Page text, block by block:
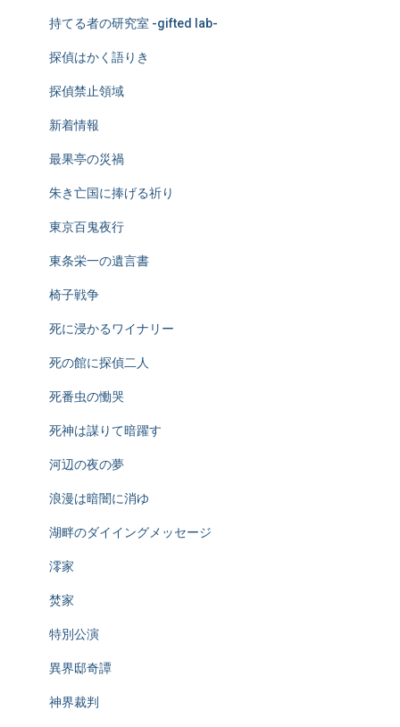
持てる者の研究室 -gifted lab-
探偵はかく語りき
探偵禁止領域
新着情報
最果亭の災禍
朱き亡国に捧げる祈り
東京百鬼夜行
東条栄一の遺言書
椅子戦争
死に浸かるワイナリー
死の館に探偵二人
死番虫の慟哭
死神は謀りて暗躍す
河辺の夜の夢
浪漫は暗闇に消ゆ
湖畔のダイイングメッセージ
澪家
焚家
特別公演
異界邸奇譚
神界裁判